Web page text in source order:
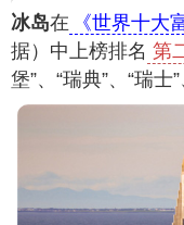
冰岛在 《世界十大
据）中上榜排名 第
堡”、“瑞典”、“瑞士”